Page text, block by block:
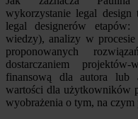
wykorzystanie legal
legal designerów etapów:
wiedzy), analizy w
proponowanych
dostarczaniem
finansową dla autora lub
wartości dla użytkowników
wyobrażenia o tym, na czym